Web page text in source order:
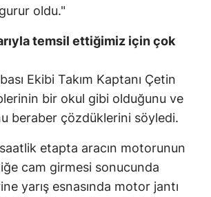
oldu."
temsil ettiğimiz için çok
Ekibi Takım Kaptanı Çetin
bir okul gibi olduğunu ve
beraber çözdüklerini söyledi.
etapta aracın motorunun
cam girmesi sonucunda
yarış esnasında motor jantı